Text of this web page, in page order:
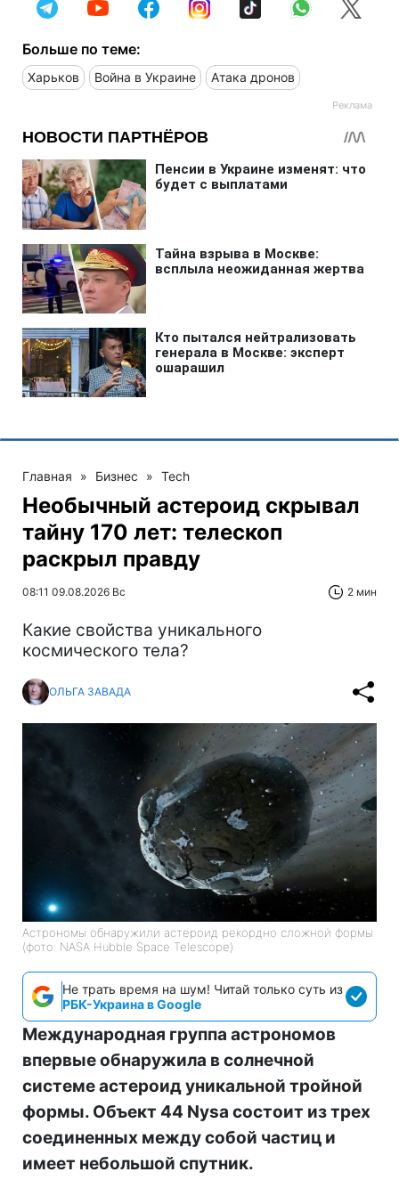
Больше по теме:
Харьков Война в Украине Атака дронов
Главная » Бизнес » Tech
Необычный астероид скрывал
тайну 170 лет: телескоп
раскрыл правду
08:11 09.08.2026 Вс 2 мин
Какие свойства уникального
космического тела?
ОЛЬГА ЗАВАДА
Астрономы обнаружили астероид рекордно сложной формы
(фото: NASA Hubble Space Telescope)
Не трать время на шум! Читай только суть из
РБК-Украина в Google
Международная группа астрономов
впервые обнаружила в солнечной
системе астероид уникальной тройной
формы. Объект 44 Nysa состоит из трех
соединенных между собой частиц и
имеет небольшой спутник.